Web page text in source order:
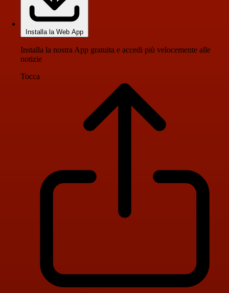
Installa la Web App
Installa la nostra App gratuita e accedi più velocemente alle
notizie
Tocca